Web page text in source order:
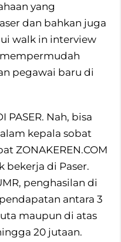
yang
dan bahkan juga
walk in interview
pegawai baru di
PASER. Nah, bisa
kepala sobat
ZONAKEREN.COM
bekerja di Paser.
penghasilan di
antara 3
maupun di atas
20 jutaan.